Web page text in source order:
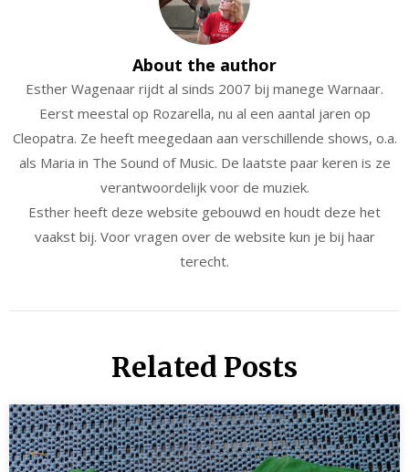
About the author
Esther Wagenaar rijdt al sinds 2007 bij manege Warnaar.
Eerst meestal op Rozarella, nu al een aantal jaren op
Cleopatra. Ze heeft meegedaan aan verschillende shows, o.a.
als Maria in The Sound of Music. De laatste paar keren is ze
verantwoordelijk voor de muziek.
Esther heeft deze website gebouwd en houdt deze het
vaakst bij. Voor vragen over de website kun je bij haar
terecht.
Related Posts